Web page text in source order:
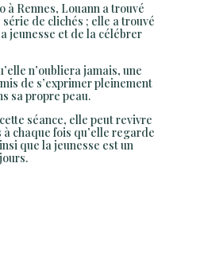
à Rennes, Louann a trouvé
de clichés ; elle a trouvé
jeunesse et de la célébrer
n’oubliera jamais, une
de s’exprimer pleinement
sa propre peau.
séance, elle peut revivre
chaque fois qu’elle regarde
que la jeunesse est un